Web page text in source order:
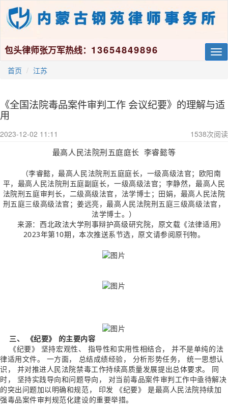
包头律师张万军热线： 13654849896
首页 江苏
《全国法院毒品案件审判工作 会议纪要》的理解与适
用
2023-12-02 11:11 1538次阅读
最高人民法院刑五庭庭长 李睿懿等
（李睿懿，最高人民法院刑五庭庭长，一级高级法官；欧阳南
平，最高人民法院刑五庭副庭长，一级高级法官；李静然，最高人民
法院刑五庭审判长，二级高级法官，法学博士；田娟，最高人民法院
刑五庭三级高级法官；姜远亮，最高人民法院刑五庭三级高级法官，
法学博士。）
来源：西北政法大学刑事辩护高级研究院，原文载 《法律适用》
2023年第10期，本次推送系节选，原文请参阅原刊物。
三、 《纪要》 的主要内容
《纪要》 坚持宏观性、 指导性和实用性相结合， 并不是单纯的法
律适用文件。
一方面， 总结成绩经验， 分析形势任务， 统一思想认
识， 并对推进人民法院禁毒工作持续高质量发展提出总体要求。
同
时， 坚持实践导向和问题导向， 对当前毒品案件审判工作中亟待解决
的突出问题加以明确和规范， 印发 《纪要》 是最高人民法院持续加
强毒品案件审判规范化建设的重要举措。